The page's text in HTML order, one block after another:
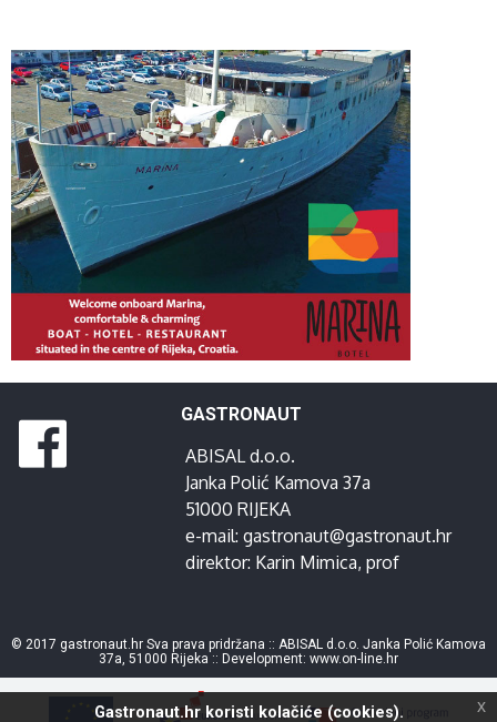
GASTRONAUT
ABISAL d.o.o.
Janka Polić Kamova 37a
51000 RIJEKA
e-mail: gastronaut@gastronaut.hr
direktor: Karin Mimica, prof
© 2017 gastronaut.hr Sva prava pridržana :: ABISAL d.o.o. Janka Polić Kamova
37a, 51000 Rijeka :: Development: www.on-line.hr
Gastronaut.hr koristi kolačiće (cookies). x